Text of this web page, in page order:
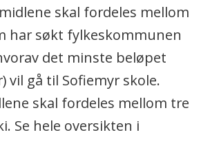
skal fordeles mellom
har søkt fylkeskommunen
det minste beløpet
vil gå til Sofiemyr skole.
skal fordeles mellom tre
Se hele oversikten i